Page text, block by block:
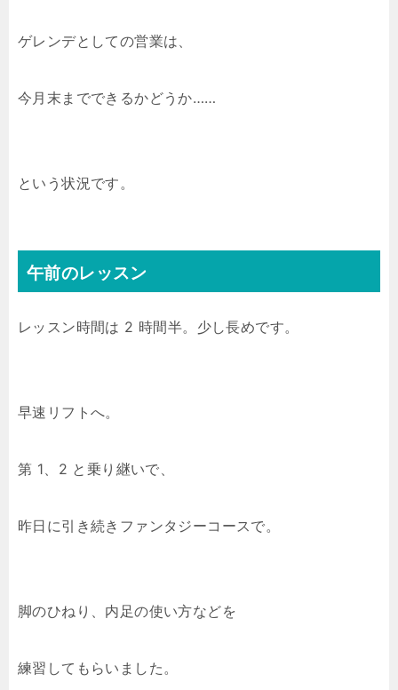
ゲレンデとしての営業は、
今月末までできるかどうか……
という状況です。
午前のレッスン
レッスン時間は 2 時間半。少し長めです。
早速リフトへ。
第 1、2 と乗り継いで、
昨日に引き続きファンタジーコースで。
脚のひねり、内足の使い方などを
練習してもらいました。